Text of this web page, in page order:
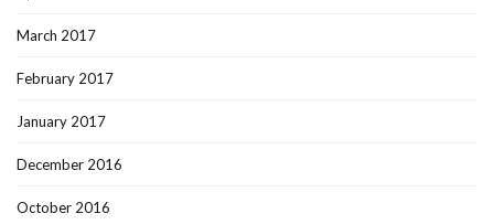
March 2017
February 2017
January 2017
December 2016
October 2016